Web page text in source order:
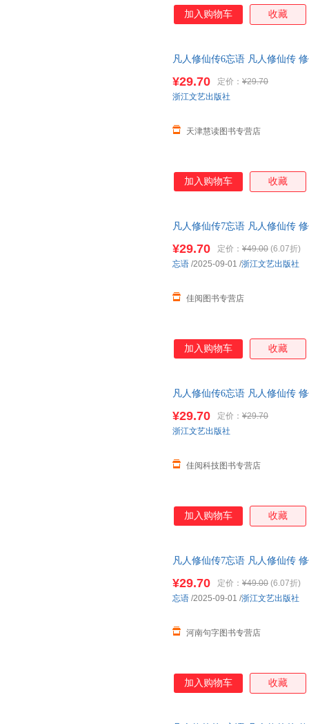
加入购物车 收藏
凡人修仙传6忘语 凡人修仙传
¥29.70 定价： ¥29.70
天津慧读图书专营店
浙江文艺出版社
加入购物车 收藏
凡人修仙传7忘语 凡人修仙传
¥29.70 定价： ¥49.00 (6.07折)
佳阅图书专营店
忘语 /2025-09-01 /浙江文艺出版社
加入购物车 收藏
凡人修仙传6忘语 凡人修仙传
¥29.70 定价： ¥29.70
佳阅科技图书专营店
浙江文艺出版社
加入购物车 收藏
凡人修仙传7忘语 凡人修仙传
¥29.70 定价： ¥49.00 (6.07折)
河南句字图书专营店
忘语 /2025-09-01 /浙江文艺出版社
加入购物车 收藏